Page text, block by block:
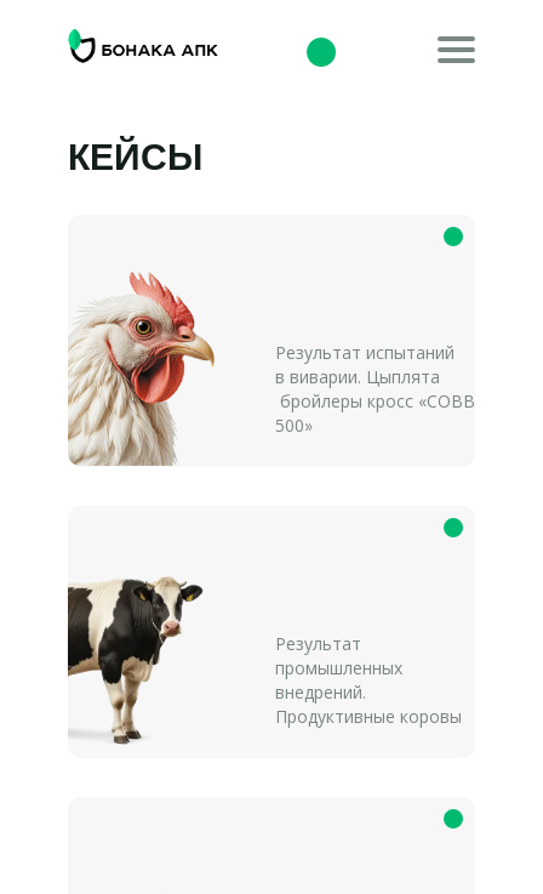
КЕЙСЫ
Результат
промышленных
внедрений.
Продуктивные коровы
Результат испытаний
в виварии. Цыплята
бройлеры кросс «COBB
500»